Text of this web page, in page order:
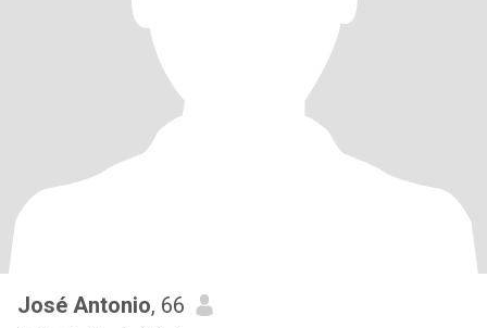
José Antonio, 66